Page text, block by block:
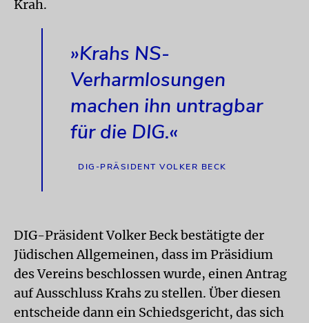
Krah.
»Krahs NS-
Verharmlosungen
machen ihn untragbar
für die DIG.«
DIG-PRÄSIDENT VOLKER BECK
DIG-Präsident Volker Beck bestätigte der
Jüdischen Allgemeinen, dass im Präsidium
des Vereins beschlossen wurde, einen Antrag
auf Ausschluss Krahs zu stellen. Über diesen
entscheide dann ein Schiedsgericht, das sich